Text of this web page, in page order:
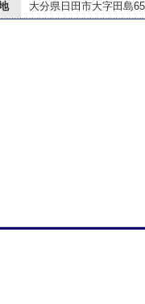
大分県日田市大字田島